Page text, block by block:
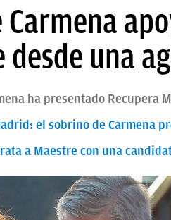
desde una
ha presentado
el sobrino de Carmena
a Maestre con una